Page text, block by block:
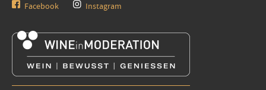
Facebook Instagram